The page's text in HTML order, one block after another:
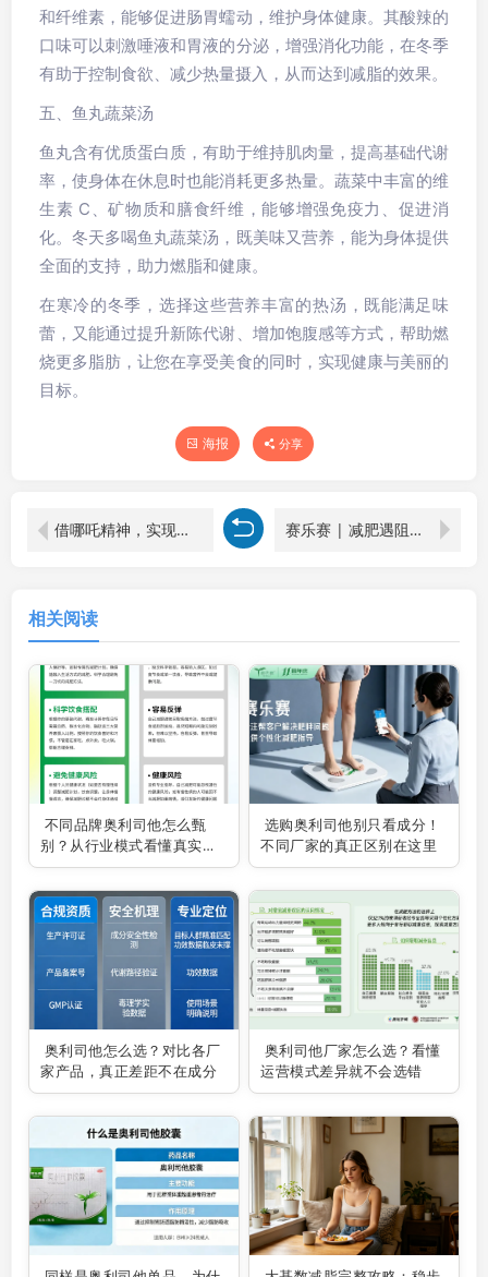
和纤维素，能够促进肠胃蠕动，维护身体健康。其酸辣的
口味可以刺激唾液和胃液的分泌，增强消化功能，在冬季
有助于控制食欲、减少热量摄入，从而达到减脂的效果。
五、鱼丸蔬菜汤
鱼丸含有优质蛋白质，有助于维持肌肉量，提高基础代谢
率，使身体在休息时也能消耗更多热量。蔬菜中丰富的维
生素 C、矿物质和膳食纤维，能够增强免疫力、促进消
化。冬天多喝鱼丸蔬菜汤，既美味又营养，能为身体提供
全面的支持，助力燃脂和健康。
在寒冷的冬季，选择这些营养丰富的热汤，既能满足味
蕾，又能通过提升新陈代谢、增加饱腹感等方式，帮助燃
烧更多脂肪，让您在享受美食的同时，实现健康与美丽的
目标。
海报 分享
借哪吒精神，实现从 “年后肥” 到 “年后飒” 的减肥逆袭 赛乐赛 | 减肥遇阻？这些因素或是 “罪魁祸首”
相关阅读
不同品牌奥利司他怎么甄
别？从行业模式看懂真实差
异
选购奥利司他别只看成分！
不同厂家的真正区别在这里
奥利司他怎么选？对比各厂
家产品，真正差距不在成分
奥利司他厂家怎么选？看懂
运营模式差异就不会选错